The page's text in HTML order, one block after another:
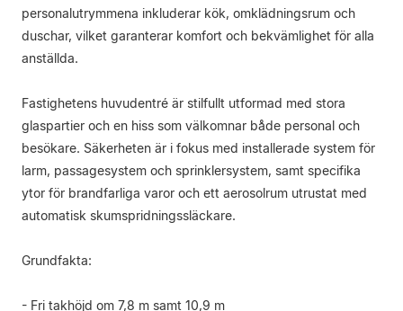
personalutrymmena inkluderar kök, omklädningsrum och
duschar, vilket garanterar komfort och bekvämlighet för alla
anställda.
Fastighetens huvudentré är stilfullt utformad med stora
glaspartier och en hiss som välkomnar både personal och
besökare. Säkerheten är i fokus med installerade system för
larm, passagesystem och sprinklersystem, samt specifika
ytor för brandfarliga varor och ett aerosolrum utrustat med
automatisk skumspridningssläckare.
Grundfakta:
- Fri takhöjd om 7,8 m samt 10,9 m